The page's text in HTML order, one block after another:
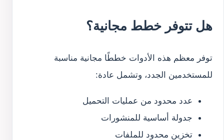
هل تتوفر خطط مجانية؟
توفر معظم هذه الأدوات خططًا مجانية مناسبة
للمستخدمين الجدد، وتشمل عادة:
عدد محدود من عمليات التحميل
جدولة أساسية للمنشورات
تخزين محدود للملفات